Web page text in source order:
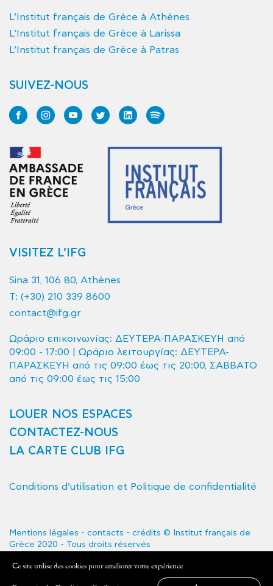
L’Institut français de Grèce à Athènes
L’Institut français de Grèce à Larissa
L’Institut français de Grèce à Patras
SUIVEZ-NOUS
VISITEZ L’IFG
Sina 31, 106 80, Athènes
T: (+30) 210 339 8600
contact@ifg.gr
Ωράριο επικοινωνίας: ΔΕΥΤΕΡΑ-ΠΑΡΑΣΚΕΥΗ από
09:00 - 17:00 | Ωράριο λειτουργίας: ΔΕΥΤΕΡΑ-
ΠΑΡΑΣΚΕΥΗ από τις 09:00 έως τις 20:00, ΣΑΒΒΑΤΟ
από τις 09:00 έως τις 15:00
LOUER NOS ESPACES
CONTACTEZ-NOUS
LA CARTE CLUB IFG
Conditions d’utilisation et Politique de confidentialité
Mentions légales - contacts - crédits © Institut français de
Grèce 2020 - Tous droits réservés
d'action culturelle de l'Ambassade de France en Grèce.
Ce site utilise des cookies pour améliorer votre expérience